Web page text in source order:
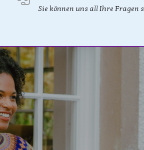
Sie können uns all Ihre Fragen